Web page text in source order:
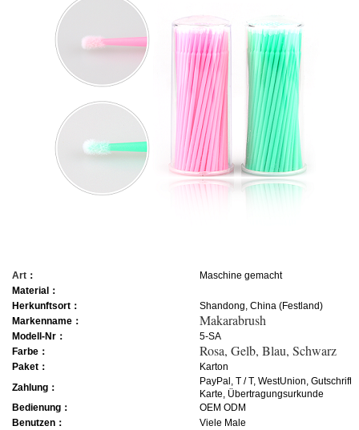
Art ：
Maschine gemacht
Material ：
Herkunftsort ：
Shandong, China (Festland)
Markenname ： Makarabrush
Modell-Nr ：
5-SA
Farbe ： Rosa, Gelb, Blau, Schwarz
Paket ：
Karton
Zahlung ：
PayPal, T / T, WestUnion, Gutschrift
Karte, Übertragungsurkunde
Bedienung ：
OEM ODM
Benutzen ：
Viele Male